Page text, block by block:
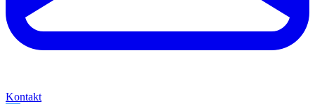
Kontakt